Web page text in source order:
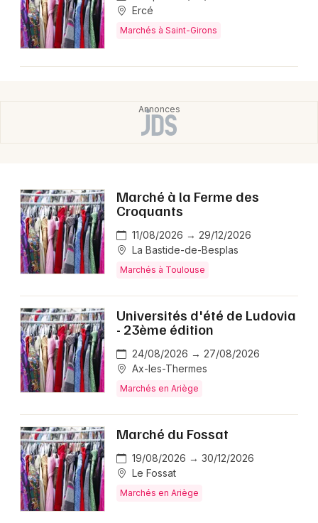
Ercé
Marchés à Saint-Girons
Marché à la Ferme des
Croquants
11/08/2026 → 29/12/2026
La Bastide-de-Besplas
Marchés à Toulouse
Universités d'été de Ludovia
- 23ème édition
24/08/2026 → 27/08/2026
Ax-les-Thermes
Marchés en Ariège
Marché du Fossat
19/08/2026 → 30/12/2026
Le Fossat
Marchés en Ariège